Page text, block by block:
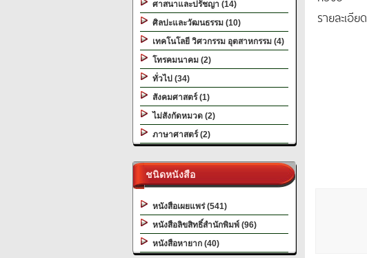
ศาสนาและปรัชญา (14)
ศิลปะและวัฒนธรรม (10)
เทคโนโลยี วิศวกรรม อุตสาหกรรม (4)
โทรคมนาคม (2)
ทั่วไป (34)
สังคมศาสตร์ (1)
ไม่สังกัดหมวด (2)
ภาษาศาสตร์ (2)
ชนิดหนังสือ
หนังสือเผยแพร่ (541)
หนังสือลิขสิทธิ์สำนักพิมพ์ (96)
หนังสือหายาก (40)
รายละเอียด